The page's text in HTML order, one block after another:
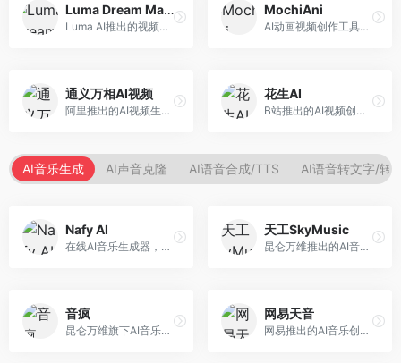
Luma Dream Machine
Luma AI推出的视频生成工具，专注于高质量视频创作。面向影视创作者和内容生产者，支持文生视频、图生视频，视频质量高，物理运动流畅自然。
MochiAni
AI动画视频创作工具，专注于动画内容生成。面向动画创作者和二次元内容生产者，支持动画风格视频生成，动画效果流畅，适合动漫内容创作。
通义万相AI视频
阿里推出的AI视频生成服务，整合图像与视频创作能力。面向电商和营销从业者，支持商品视频生成、营销视频制作等服务，商业应用场景丰富。
花生AI
B站推出的AI视频创作工具，专注于短视频内容生成。面向B站创作者，支持视频生成、视频编辑等功能，与B站平台深度整合，创作效率高。
AI音乐生成 AI声音克隆 AI语音合成/TTS AI语音转文字/转
Nafy AI
在线AI音乐生成器，专注于快速音乐创作。面向内容创作者，支持多种风格音乐生成，操作简便，生成速度快，适合快速配乐需求。
天工SkyMusic
昆仑万维推出的AI音乐创作平台，基于天工大模型。面向音乐创作者，支持歌词生成、旋律创作、音乐编曲等服务，中文音乐创作能力强。
音疯
昆仑万维旗下AI音乐创作平台，专注于音乐内容生成。面向音乐爱好者和内容创作者，提供多种风格音乐生成，操作简便，创作速度快。
网易天音
网易推出的AI音乐创作工具，支持作词、作曲与编曲。面向音乐爱好者和独立音乐人，提供歌词生成、旋律创作、编曲制作等服务，与网易云音乐生态深度整合。